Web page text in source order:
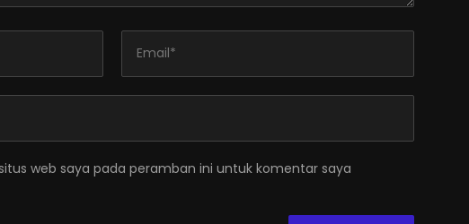
web saya pada peramban ini untuk komentar saya